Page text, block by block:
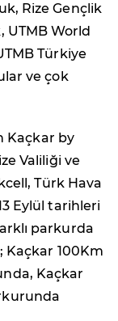
Rize Gençlik
UTMB World
Türkiye
ve çok
Kaçkar by
Valiliği ve
Türk Hava
Eylül tarihleri
parkurda
Kaçkar 100Km
Kaçkar